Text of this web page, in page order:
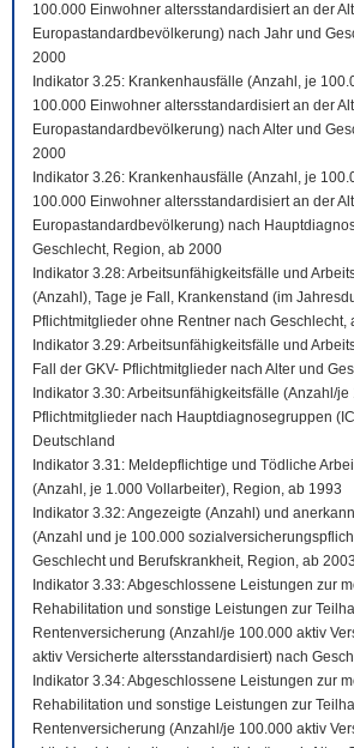
100.000 Einwohner altersstandardisiert an der
Europastandardbevölkerung) nach Jahr und
2000
Indikator 3.25: Krankenhausfälle (Anzahl, je
100.000 Einwohner altersstandardisiert an der
Europastandardbevölkerung) nach Alter und
2000
Indikator 3.26: Krankenhausfälle (Anzahl, je
100.000 Einwohner altersstandardisiert an der
Europastandardbevölkerung) nach
Geschlecht, Region, ab 2000
Indikator 3.28: Arbeitsunfähigkeitsfälle und
(Anzahl), Tage je Fall, Krankenstand (im
Pflichtmitglieder ohne Rentner nach Geschlecht,
Indikator 3.29: Arbeitsunfähigkeitsfälle und
Fall der GKV- Pflichtmitglieder nach Alter und
Indikator 3.30: Arbeitsunfähigkeitsfälle (Anzahl/je
Pflichtmitglieder nach Hauptdiagnosegruppen
Deutschland
Indikator 3.31: Meldepflichtige und Tödliche
(Anzahl, je 1.000 Vollarbeiter), Region, ab 1993
Indikator 3.32: Angezeigte (Anzahl) und
(Anzahl und je 100.000
Geschlecht und Berufskrankheit, Region, ab 2003
Indikator 3.33: Abgeschlossene Leistungen zur
Rehabilitation und sonstige Leistungen zur
Rentenversicherung (Anzahl/je 100.000 aktiv
aktiv Versicherte altersstandardisiert) nach
Indikator 3.34: Abgeschlossene Leistungen zur
Rehabilitation und sonstige Leistungen zur
Rentenversicherung (Anzahl/je 100.000 aktiv